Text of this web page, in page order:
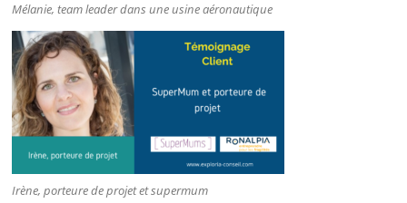
Mélanie, team leader dans une usine aéronautique
Irène, porteure de projet et supermum